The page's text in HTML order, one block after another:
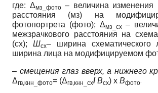
где: Δмз_фото – величина изменения
расстояния (мз) на
фотопортрета (фото); Δмз_сх–
межзрачкового расстояния на
(сх); Шсх– ширина
ширина лица на модифицируемом
– смещения глаз вверх, а нижнего
Δгв,кнн_фото= (Δгв,кнн_сх/ Всх) х Вфото,